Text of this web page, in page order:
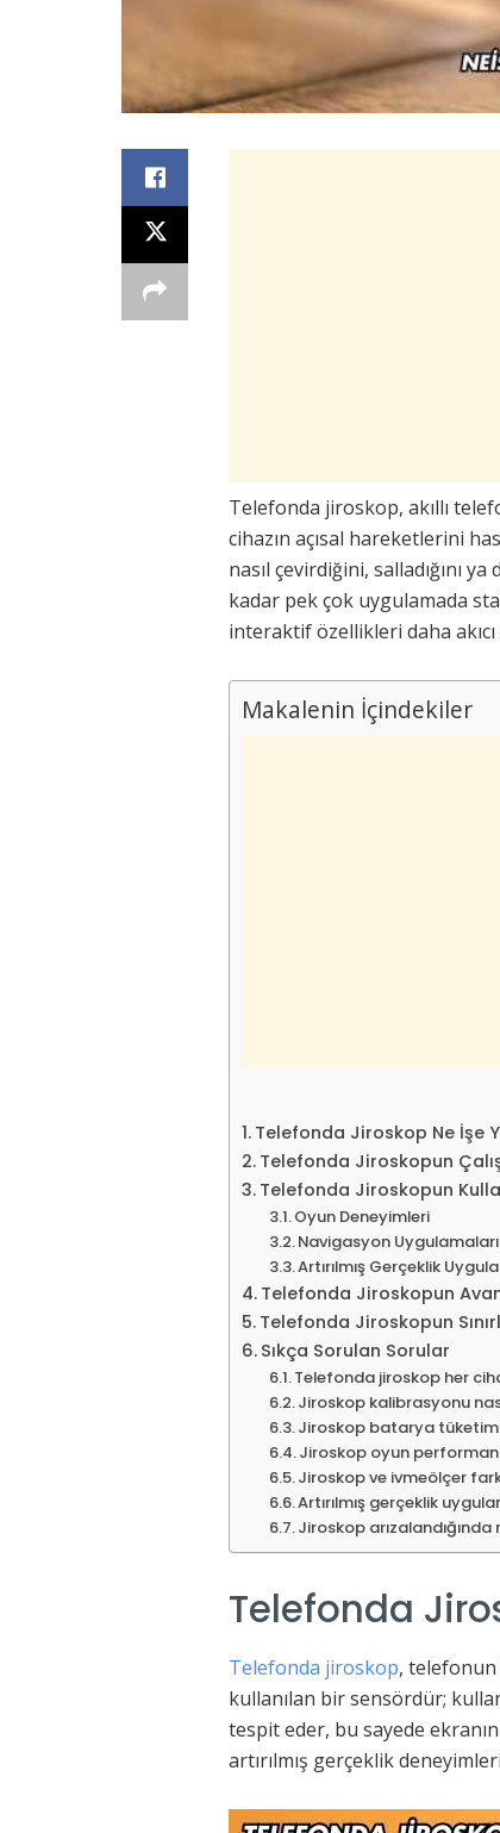
Telefonda jiroskop, akıllı
cihazın açısal hareketlerini
nasıl çevirdiğini, salladığını
kadar pek çok uygulamada
interaktif özellikleri daha
Makalenin İçindekiler
Telefonda Jiroskop Ne İşe
Telefonda Jiroskopun
Telefonda Jiroskopun
Oyun Deneyimleri
Navigasyon Uygulamaları
Artırılmış Gerçeklik
Telefonda Jiroskopun
Telefonda Jiroskopun
Sıkça Sorulan Sorular
Telefonda jiroskop her
Jiroskop kalibrasyonu
Jiroskop batarya
Jiroskop oyun
Jiroskop ve ivmeölçer
Artırılmış gerçeklik
Jiroskop arızalandığında
Telefonda
Telefonda jiroskop, telefonun
kullanılan bir sensördür;
tespit eder, bu sayede
artırılmış gerçeklik